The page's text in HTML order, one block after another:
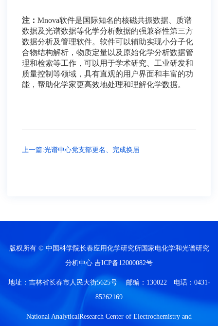
注： Mnova软件是国际知名的核磁共振数据、质谱
数据及光谱数据等化学分析数据的强兼容性第三方
数据分析及管理软件。软件可以辅助实现小分子化
合物结构解析，物质定量以及原始化学分析数据管
理和检索等工作，可以用于学术研究、工业研发和
质量控制等领域，具有直观的用户界面和丰富的功
能，帮助化学家更高效地处理和理解化学数据。
上一篇:光谱中心党支部更名、完成换届
版权所有 © 中国科学院长春应用化学研究所国家电化学和光谱研究
分析中心 吉ICP备12000082号
地址：吉林省长春市人民大街5625号 邮编：130022 电话：0431-
85262169
National AnalyticalResearch Center of Electrochemistry and